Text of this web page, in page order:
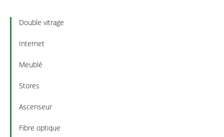
Double vitrage
Internet
Meublé
Stores
Ascenseur
Fibre optique